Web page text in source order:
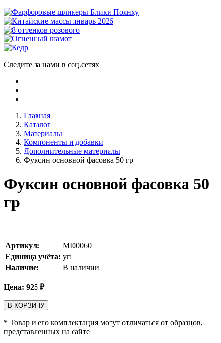
Следите за нами в соц.сетях
Главная
Каталог
Материалы
Компоненты и добавки
Дополнительные материалы
Фуксин основной фасовка 50 гр
Фуксин основной фасовка 50
гр
Артикул:
MI00060
Единица учёта: уп
Наличие:
В наличии
Цена: 925 ₽
В КОРЗИНУ
* Товар и его комплектация могут отличаться от образцов,
представленных на сайте